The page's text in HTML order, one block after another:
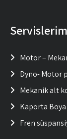
Motor –
Dyno- Motor
Mekanik alt
Kaporta
Fren